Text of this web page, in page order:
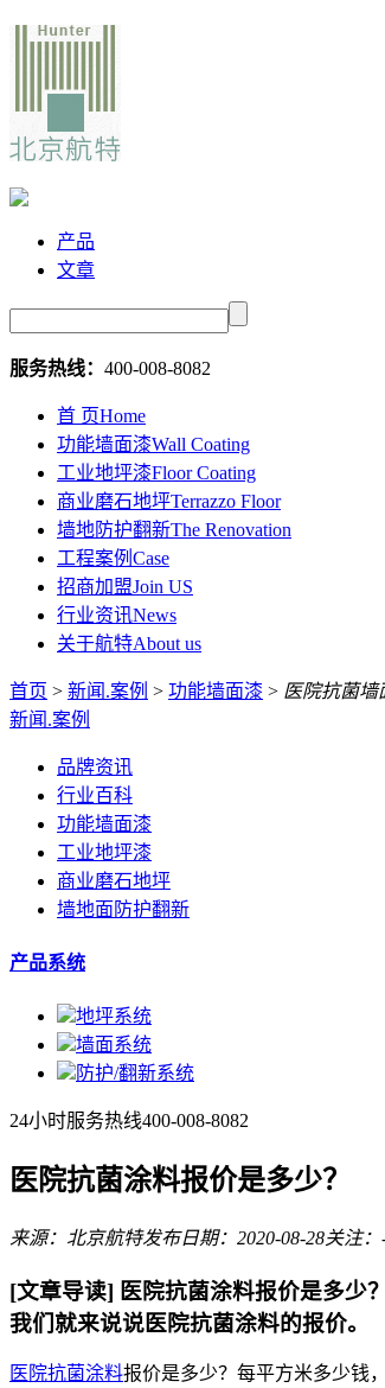
产品
文章
服务热线： 400-008-8082
首 页Home
功能墙面漆Wall Coating
工业地坪漆Floor Coating
商业磨石地坪Terrazzo Floor
墙地防护翻新The Renovation
工程案例 Case
招商加盟Join US
行业资讯News
关于航特About us
首页 > 新闻.案例 > 功能墙面漆 > 医院抗菌墙
新闻.案例
品牌资讯
行业百科
功能墙面漆
工业地坪漆
商业磨石地坪
墙地面防护翻新
产品系统
地坪系统
墙面系统
防护/翻新系统
24小时服务热线400-008-8082
医院抗菌涂料报价是多少？
来源：北京航特发布日期：2020-08-28关注：
[文章导读] 医院抗菌涂料报价是多少
我们就来说说医院抗菌涂料的报价。
医院抗菌涂料报价是多少？每平方米多少钱